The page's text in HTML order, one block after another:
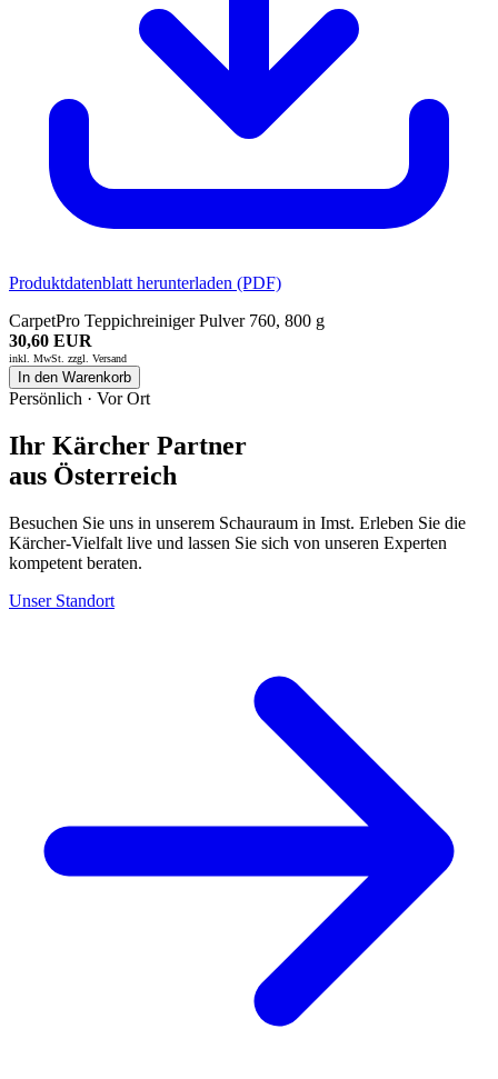
Produktdatenblatt herunterladen (PDF)
CarpetPro Teppichreiniger Pulver 760, 800 g
30,60 EUR
inkl. MwSt. zzgl. Versand
In den Warenkorb
Persönlich · Vor Ort
Ihr Kärcher Partner
aus Österreich
Besuchen Sie uns in unserem Schauraum in Imst. Erleben Sie die
Kärcher-Vielfalt live und lassen Sie sich von unseren Experten
kompetent beraten.
Unser Standort